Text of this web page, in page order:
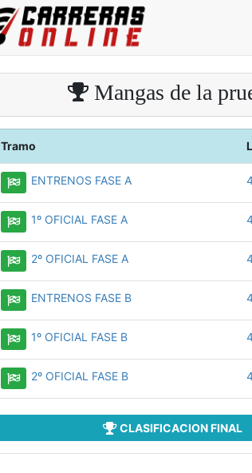
Mangas de la
Tramo
ENTRENOS FASE A
1º OFICIAL FASE A
2º OFICIAL FASE A
ENTRENOS FASE B
1º OFICIAL FASE B
2º OFICIAL FASE B
CLASIFICACION FINAL